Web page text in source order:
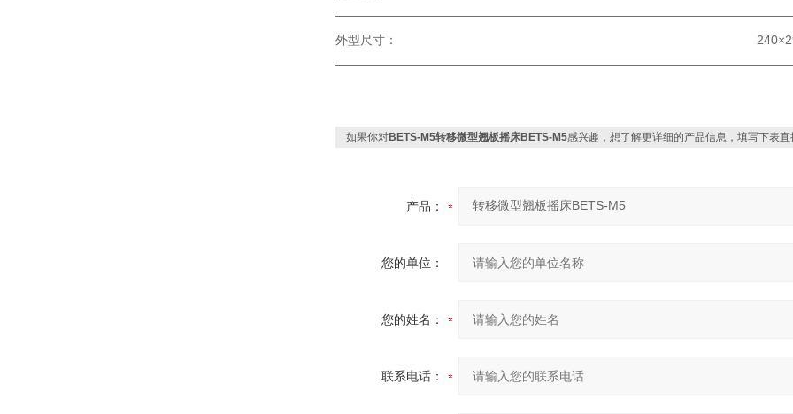
外型尺寸： 240×
如果你对BETS-M5转移微型翘板摇床BETS-M5感兴趣，想了解更详细的产品信息，填写下表直
产品：
您的单位：
您的姓名：
联系电话：